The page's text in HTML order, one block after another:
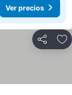
Ver precios
Compartir